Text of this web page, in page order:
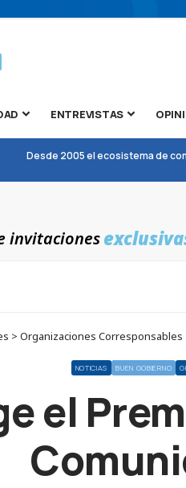
ENTREVISTAS
Desde 2005 el ecosistema de
invitaciones
> Organizaciones Corresponsables
NOTICIAS BUEN GOBIERNO
el